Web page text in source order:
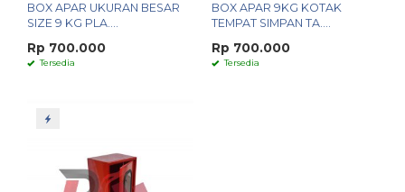
BOX APAR UKURAN BESAR
SIZE 9 KG PLA....
Rp 700.000
Tersedia
BOX APAR 9KG KOTAK
TEMPAT SIMPAN TA....
Rp 700.000
Tersedia